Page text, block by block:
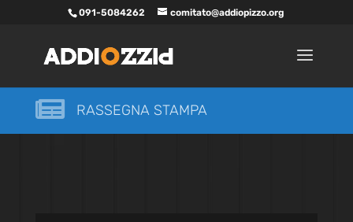
091-5084262 comitato@addiopizzo.org
 RASSEGNA STAMPA